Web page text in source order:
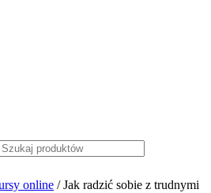
online / Jak radzić sobie z trudnymi